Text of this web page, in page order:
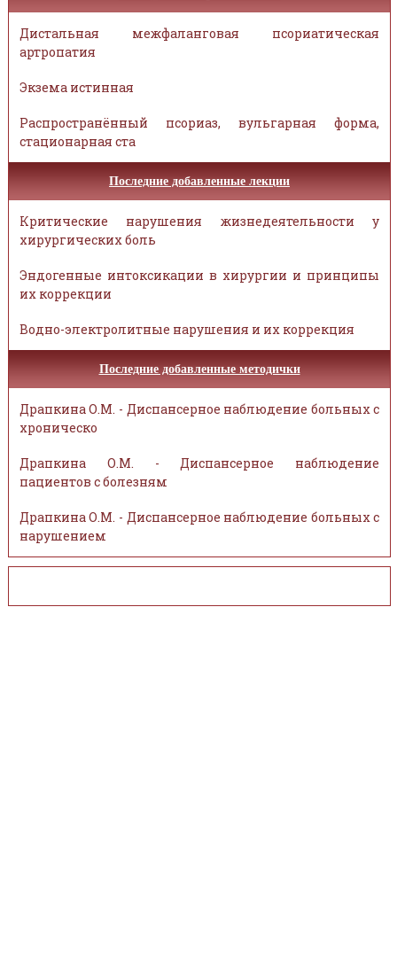
Дистальная межфаланговая псориатическая
артропатия
Экзема истинная
Распространённый псориаз, вульгарная форма,
стационарная ста
Последние добавленные лекции
Критические нарушения жизнедеятельности у
хирургических боль
Эндогенные интоксикации в хирургии и принципы
их коррекции
Водно-электролитные нарушения и их коррекция
Последние добавленные методички
Драпкина О.М. - Диспансерное наблюдение больных с
хроническо
Драпкина О.М. - Диспансерное наблюдение
пациентов с болезням
Драпкина О.М. - Диспансерное наблюдение больных с
нарушением